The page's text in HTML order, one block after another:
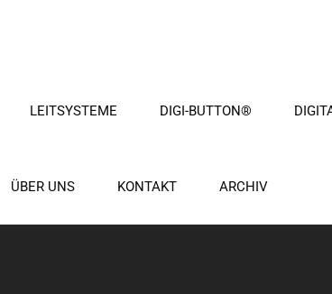
LEITSYSTEME DIGI-BUTTON®
ÜBER UNS KONTAKT ARCHIV